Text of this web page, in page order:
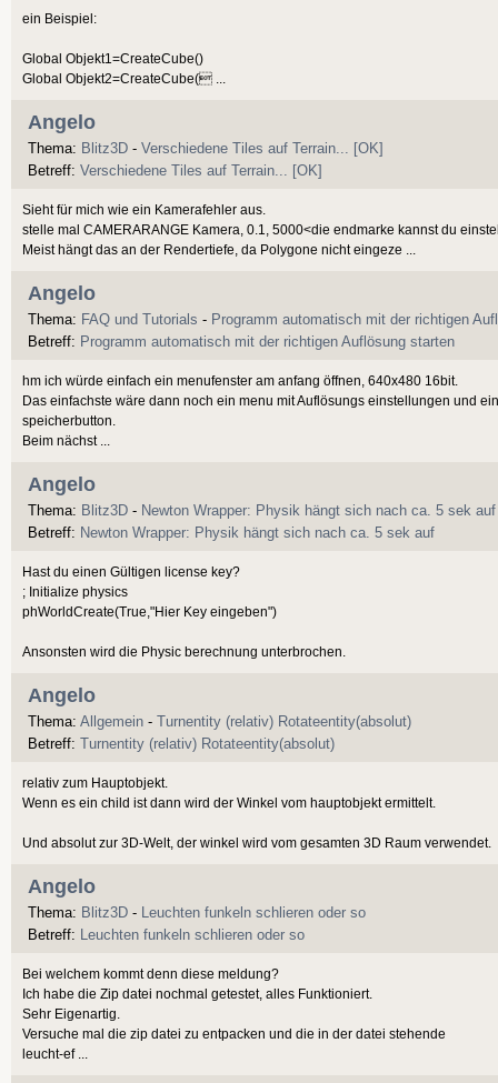
ein Beispiel:
Global Objekt1=CreateCube()
Global Objekt2=CreateCube( ...
Angelo
Thema: Blitz3D - Verschiedene Tiles auf Terrain... [OK]
Betreff: Verschiedene Tiles auf Terrain... [OK]
Sieht für mich wie ein Kamerafehler aus.
stelle mal CAMERARANGE Kamera, 0.1, 5000<die endmarke kannst du
Meist hängt das an der Rendertiefe, da Polygone nicht eingeze ...
Angelo
Thema: FAQ und Tutorials - Programm automatisch mit der richtigen
Betreff: Programm automatisch mit der richtigen Auflösung starten
hm ich würde einfach ein menufenster am anfang öffnen, 640x480 16bit.
Das einfachste wäre dann noch ein menu mit Auflösungs einstellungen und
speicherbutton.
Beim nächst ...
Angelo
Thema: Blitz3D - Newton Wrapper: Physik hängt sich nach ca. 5 sek auf
Betreff: Newton Wrapper: Physik hängt sich nach ca. 5 sek auf
Hast du einen Gültigen license key?
; Initialize physics
phWorldCreate(True,"Hier Key eingeben")
Ansonsten wird die Physic berechnung unterbrochen.
Angelo
Thema: Allgemein - Turnentity (relativ) Rotateentity(absolut)
Betreff: Turnentity (relativ) Rotateentity(absolut)
relativ zum Hauptobjekt.
Wenn es ein child ist dann wird der Winkel vom hauptobjekt ermittelt.
Und absolut zur 3D-Welt, der winkel wird vom gesamten 3D Raum verwendet.
Angelo
Thema: Blitz3D -
Leuchten funkeln schlieren oder so
Betreff:
Leuchten funkeln schlieren oder so
Bei welchem kommt denn diese meldung?
Ich habe die Zip datei nochmal getestet, alles Funktioniert.
Sehr Eigenartig.
Versuche mal die zip datei zu entpacken und die in der datei stehende
leucht-ef ...